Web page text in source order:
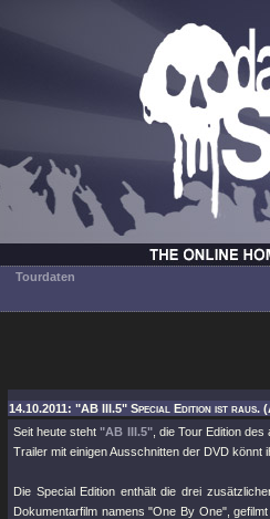
Tourdaten
14.10.2011: "AB III.5" Special Edition ist raus.
Seit heute steht"AB III.5", die Tour Edition
Trailer mit einigen Ausschnitten der DVD könnt
Die Special Edition enthält die drei
Dokumentarfilm namens "One By One",